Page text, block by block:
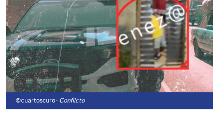
©cuartoscuro- Conflicto